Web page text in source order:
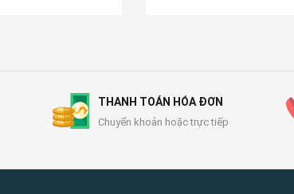
THANH TOÁN HÓA ĐƠN
Chuyển khoản hoặc trực tiếp